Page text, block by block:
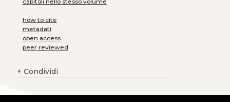
how to cite
metadati
open access
peer reviewed
+ Condividi